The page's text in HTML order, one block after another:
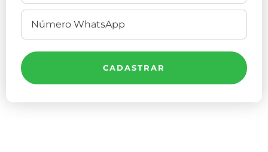
CADASTRAR